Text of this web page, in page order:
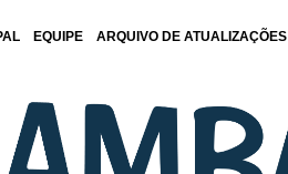
EQUIPE ARQUIVO DE ATUALIZAÇÕES